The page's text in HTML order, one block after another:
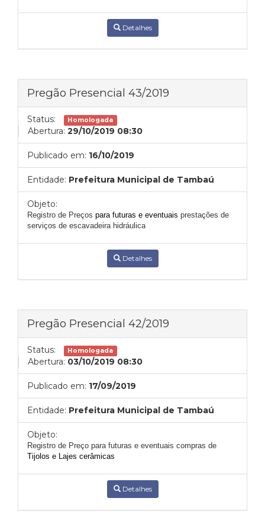
Detalhes
Pregão Presencial 43/2019
Status: Homologada
Abertura: 29/10/2019 08:30
Publicado em: 16/10/2019
Entidade: Prefeitura Municipal de Tambaú
Objeto:
Registro de Preços para futuras e eventuais prestações de
serviços de escavadeira hidráulica
Detalhes
Pregão Presencial 42/2019
Status: Homologada
Abertura: 03/10/2019 08:30
Publicado em: 17/09/2019
Entidade: Prefeitura Municipal de Tambaú
Objeto:
Registro de Preço para futuras e eventuais compras de
Tijolos e Lajes cerâmicas
Detalhes